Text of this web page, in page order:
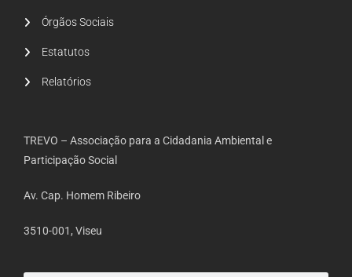
Órgãos Sociais
Estatutos
Relatórios
TREVO – Associação para a Cidadania Ambiental e
Participação Social
Av. Cap. Homem Ribeiro
3510-001, Viseu